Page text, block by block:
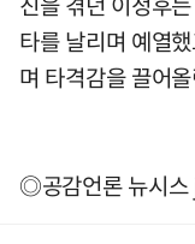
타를 날리며 예열
며 타격감을 끌어
◎공감언론 뉴시스